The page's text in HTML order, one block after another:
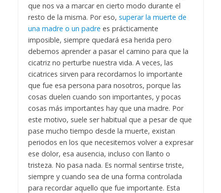
que nos va a marcar en cierto modo durante el
resto de la misma. Por eso, superar la muerte de
una madre o un padre es prácticamente
imposible, siempre quedará esa herida pero
debemos aprender a pasar el camino para que la
cicatriz no perturbe nuestra vida. A veces, las
cicatrices sirven para recordarnos lo importante
que fue esa persona para nosotros, porque las
cosas duelen cuando son importantes, y pocas
cosas más importantes hay que una madre. Por
este motivo, suele ser habitual que a pesar de que
pase mucho tiempo desde la muerte, existan
periodos en los que necesitemos volver a expresar
ese dolor, esa ausencia, incluso con llanto o
tristeza. No pasa nada. Es normal sentirse triste,
siempre y cuando sea de una forma controlada
para recordar aquello que fue importante. Esta